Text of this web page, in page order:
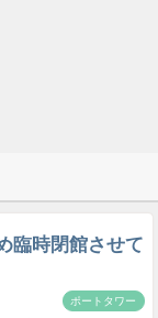
臨時閉館させて
ポートタワー